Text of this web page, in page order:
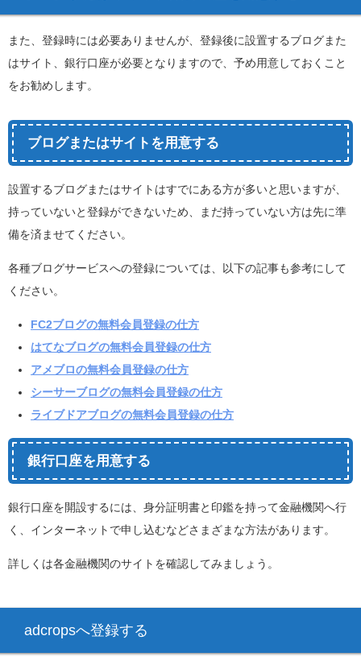
また、登録時には必要ありませんが、登録後に設置するブログまた
はサイト、銀行口座が必要となりますので、予め用意しておくこと
をお勧めします。
ブログまたはサイトを用意する
設置するブログまたはサイトはすでにある方が多いと思いますが、
持っていないと登録ができないため、まだ持っていない方は先に準
備を済ませてください。
各種ブログサービスへの登録については、以下の記事も参考にして
ください。
FC2ブログの無料会員登録の仕方
はてなブログの無料会員登録の仕方
アメブロの無料会員登録の仕方
シーサーブログの無料会員登録の仕方
ライブドアブログの無料会員登録の仕方
銀行口座を用意する
銀行口座を開設するには、身分証明書と印鑑を持って金融機関へ行
く、インターネットで申し込むなどさまざまな方法があります。
詳しくは各金融機関のサイトを確認してみましょう。
adcropsへ登録する